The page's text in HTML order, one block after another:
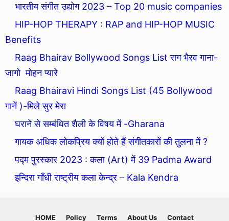
भारतीय संगीत उद्योग 2023 – Top 20 music companies
HIP-HOP THERAPY : RAP and HIP-HOP MUSIC
Benefits
Raag Bhairav Bollywood Songs List राग भैरव गाना-
जागो मोहन प्यारे
Raag Bhairavi Hindi Songs List (45 Bollywood
गानें )-मिले सुर मेरा
घराने से सम्बंधित शैली के विषय में -Gharana
गायक अधिक लोकप्रिय क्यों होते हैं संगीतकारों की तुलना में ?
पद्म पुरस्कार 2023 : कला (Art) में 39 Padma Award
इन्दिरा गाँधी राष्ट्रीय कला केन्द्र – Kala Kendra
HOME Policy Terms About Us Contact